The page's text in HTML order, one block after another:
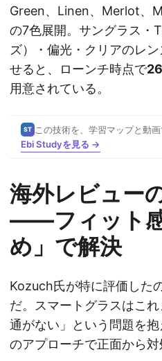
Green、Linen、Merlot、
の7色展開。サングラス・
ズ）・偏光・クリアのレ
せると、ローンチ時点で
用意されている。
ST
この技術を、学習マップと動
Ebi Studyを見る →
海外レビュー
——フィット
め」で解決
Kozuch氏が特に評価した
だ。スマートグラスはこ
通がない」という問題を
のアプローチで正面から対